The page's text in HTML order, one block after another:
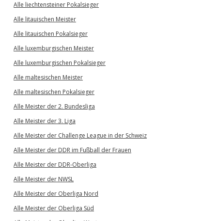
Alle liechtensteiner Pokalsieger
Alle litauischen Meister
Alle litauischen Pokalsieger
Alle luxemburgischen Meister
Alle luxemburgischen Pokalsieger
Alle maltesischen Meister
Alle maltesischen Pokalsieger
Alle Meister der 2. Bundesliga
Alle Meister der 3. Liga
Alle Meister der Challenge League in der Schweiz
Alle Meister der DDR im Fußball der Frauen
Alle Meister der DDR-Oberliga
Alle Meister der NWSL
Alle Meister der Oberliga Nord
Alle Meister der Oberliga Süd